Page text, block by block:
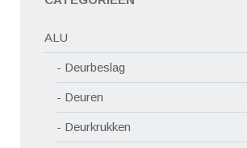
ALU
Deurbeslag
Deuren
Deurkrukken